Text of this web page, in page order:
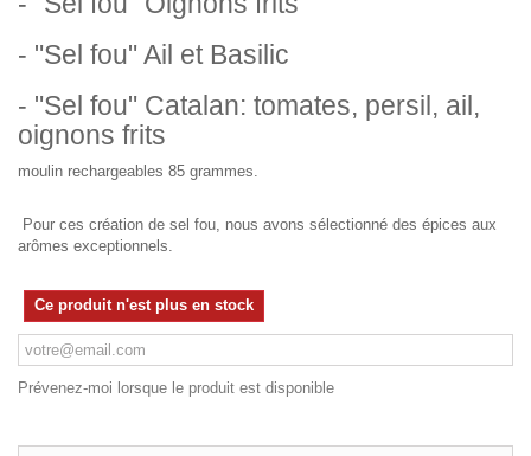
- "Sel fou" Ail et Basilic
- "Sel fou" Catalan: tomates, persil, ail,
oignons frits
moulin rechargeables 85 grammes.
Pour ces création de sel fou, nous avons sélectionné des épices aux
arômes exceptionnels.
Ce produit n'est plus en stock
Prévenez-moi lorsque le produit est disponible